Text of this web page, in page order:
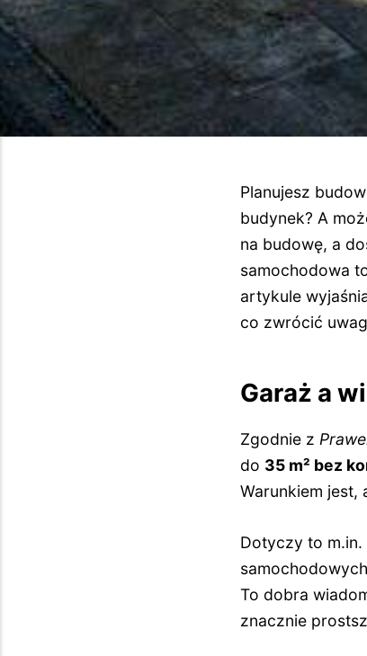
Planujesz
budynek? A
na budowę, a
samochodowa
artykule
co zwrócić
Garaż a
Zgodnie z
do 35 m² bez
Warunkiem jest,
Dotyczy to
To dobra
znacznie